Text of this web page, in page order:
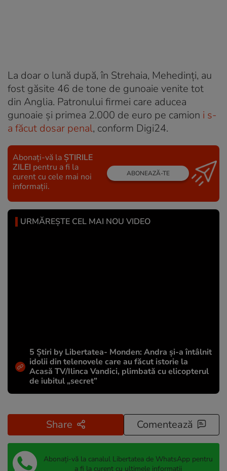
La doar o lună după, în Strehaia, Mehedinți, au
fost găsite 46 de tone de gunoaie venite tot
din Anglia. Patronului firmei care aducea
gunoaie și primea 2.000 de euro pe camion i s-
a făcut dosar penal, conform Digi24.
Abonați-vă la ȘTIRILE
ZILEI pentru a fi la
curent cu cele mai noi
informații.
ABONEAZĂ-TE
URMĂREȘTE CEL MAI NOU VIDEO
5 Știri by Libertatea- Monden: Andra și-a întâlnit
idolii din telenovele care au făcut istorie la
Acasă TV/Ilinca Vandici, plimbată cu elicopterul
de iubitul „secret”
Share Comentează
Abonați-vă la canalul Libertatea de WhatsApp pentru
a fi la curent cu ultimele informații